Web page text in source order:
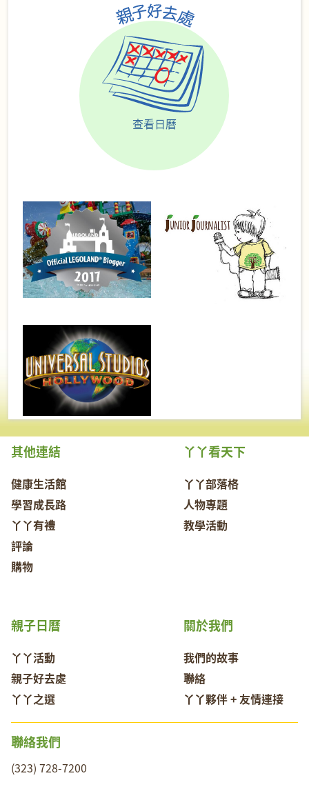
查看日曆
其他連結
健康生活館
學習成長路
丫丫有禮
評論
購物
丫丫看天下
丫丫部落格
人物專題
教學活動
關於我們
我們的故事
聯絡
丫丫夥伴 + 友情連接
親子日曆
丫丫活動
親子好去處
丫丫之選
聯絡我們
(323) 728-7200